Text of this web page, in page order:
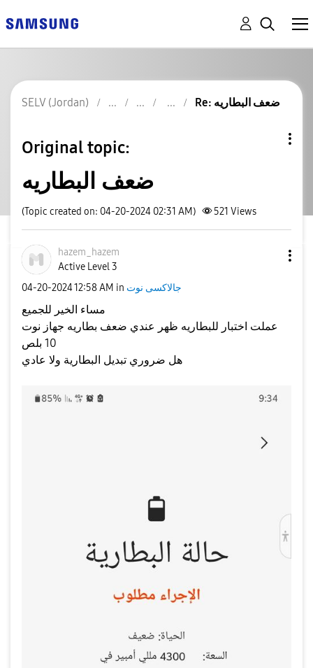
SELV (Jordan) Re: ضعف البطاريه
Original topic:
ضعف البطاريه
(Topic created on: 04-20-2024 02:31 AM) 521 Views
hazem_hazem
Active Level 3
‎04-20-202412:58 AM in جالاكسى نوت
عملت اختبار للبطاريه ظهر عندي ضعف بطاريه جهاز نوت
10 بلص